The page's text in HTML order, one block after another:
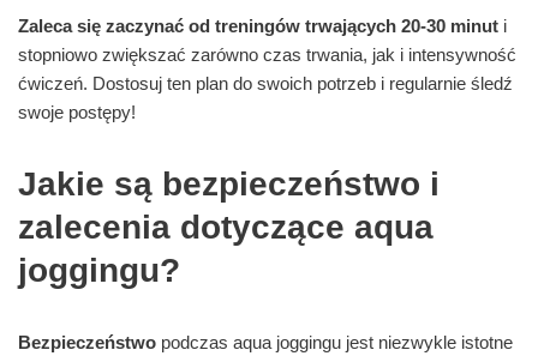
Zaleca się zaczynać od treningów trwających 20-30 minut i
stopniowo zwiększać zarówno czas trwania, jak i intensywność
ćwiczeń. Dostosuj ten plan do swoich potrzeb i regularnie śledź
swoje postępy!
Jakie są bezpieczeństwo i
zalecenia dotyczące aqua
joggingu?
Bezpieczeństwo podczas aqua joggingu jest niezwykle istotne